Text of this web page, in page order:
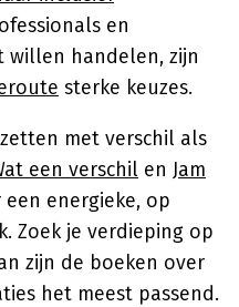
en
willen handelen, zijn
sterke keuzes.
met verschil als
een verschil en Jam
een energieke, op
Zoek je verdieping op
zijn de boeken over
het meest passend.